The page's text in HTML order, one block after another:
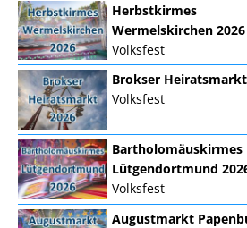
Herbstkirmes
Wermelskirchen 2026
Volksfest
Brokser
Volksfest
Bartholomäuskirmes
Lütgendortmund
Volksfest
Augustmarkt